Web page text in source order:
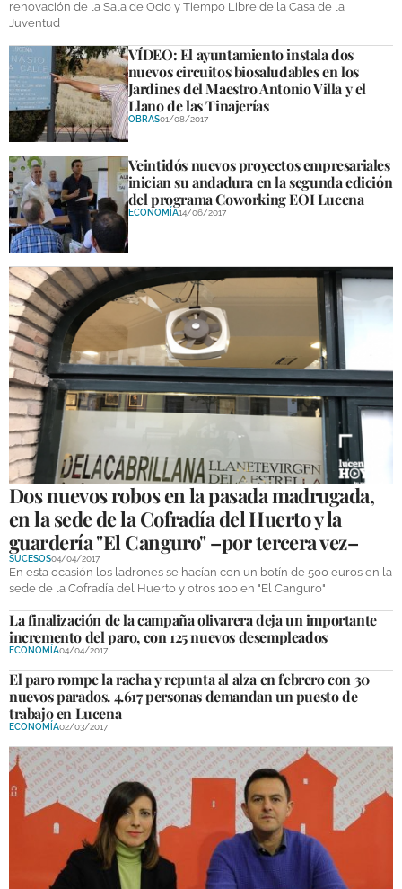
renovación de la Sala de Ocio y Tiempo Libre de la Casa de la
Juventud
VÍDEO: El ayuntamiento instala dos
nuevos circuitos biosaludables en los
Jardines del Maestro Antonio Villa y el
Llano de las Tinajerías
OBRAS01/08/2017
Veintidós nuevos proyectos empresariales
inician su andadura en la segunda edición
del programa Coworking EOI Lucena
ECONOMÍA14/06/2017
Dos nuevos robos en la pasada madrugada,
en la sede de la Cofradía del Huerto y la
guardería "El Canguro" –por tercera vez–
SUCESOS04/04/2017
En esta ocasión los ladrones se hacían con un botín de 500 euros en la
sede de la Cofradía del Huerto y otros 100 en "El Canguro"
La finalización de la campaña olivarera deja un importante
incremento del paro, con 125 nuevos desempleados
ECONOMÍA04/04/2017
El paro rompe la racha y repunta al alza en febrero con 30
nuevos parados. 4.617 personas demandan un puesto de
trabajo en Lucena
ECONOMÍA02/03/2017